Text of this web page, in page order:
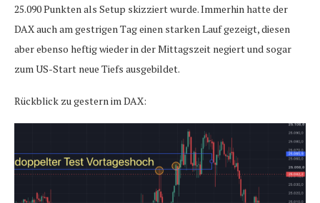
25.090 Punkten als Setup skizziert wurde. Immerhin hatte der
DAX auch am gestrigen Tag einen starken Lauf gezeigt, diesen
aber ebenso heftig wieder in der Mittagszeit negiert und sogar
zum US-Start neue Tiefs ausgebildet.
Rückblick zu gestern im DAX: